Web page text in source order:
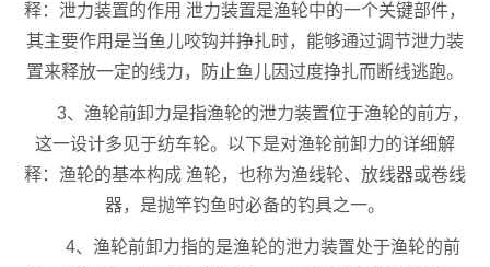
释：泄力装置的作用 泄力装置是渔轮中的一个关键部件，
其主要作用是当鱼儿咬钩并挣扎时，能够通过调节泄力装
置来释放一定的线力，防止鱼儿因过度挣扎而断线逃跑。
3、渔轮前卸力是指渔轮的泄力装置位于渔轮的前方，
这一设计多见于纺车轮。以下是对渔轮前卸力的详细解
释：渔轮的基本构成 渔轮，也称为渔线轮、放线器或卷线
器，是抛竿钓鱼时必备的钓具之一。
4、渔轮前卸力指的是渔轮的泄力装置处于渔轮的前